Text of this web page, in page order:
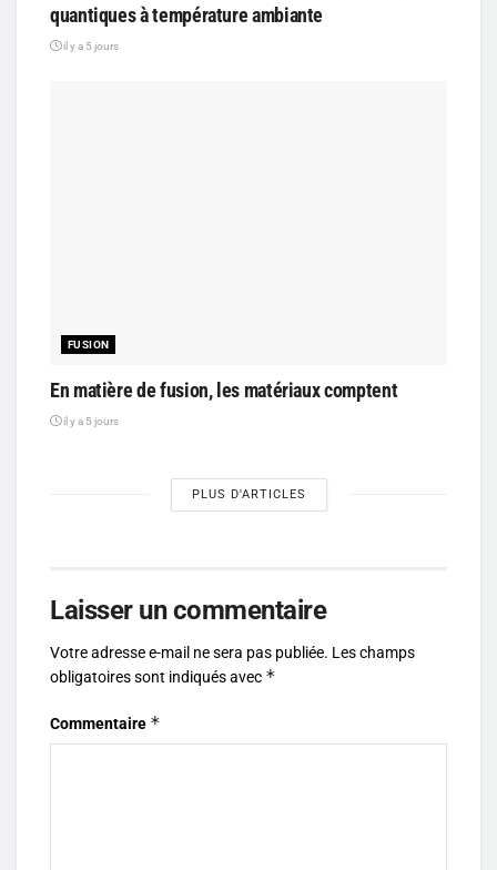
quantiques à température ambiante
il y a 5 jours
FUSION
En matière de fusion, les matériaux comptent
il y a 5 jours
PLUS D'ARTICLES
Laisser un commentaire
Votre adresse e-mail ne sera pas publiée. Les champs
obligatoires sont indiqués avec *
Commentaire *